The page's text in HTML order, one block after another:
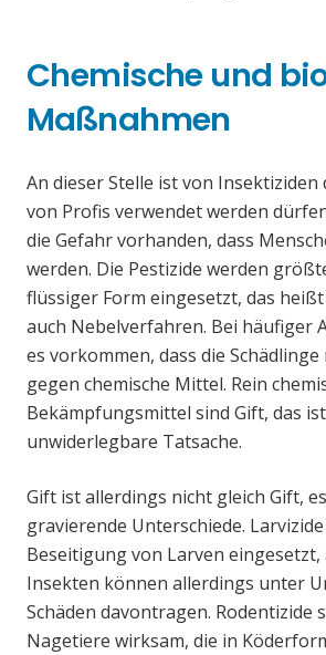
Chemische und
Maßnahmen
An dieser Stelle ist von Insektiziden
von Profis verwendet werden
die Gefahr vorhanden, dass
werden. Die Pestizide werden
flüssiger Form eingesetzt, das
auch Nebelverfahren. Bei häufiger
es vorkommen, dass die
gegen chemische Mittel. Rein
Bekämpfungsmittel sind Gift, das
unwiderlegbare Tatsache.
Gift ist allerdings nicht gleich Gift,
gravierende Unterschiede.
Beseitigung von Larven eingesetzt,
Insekten können allerdings unter
Schäden davontragen. Rodentizide
Nagetiere wirksam, die in